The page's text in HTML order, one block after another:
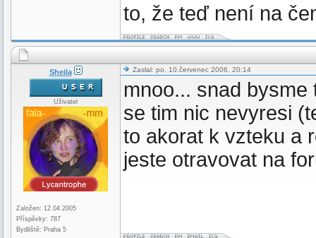
to, že teď není na
Sheila
Uživatel
Založen: 12.04.2005
Příspěvky: 787
Bydliště: Praha 5
Zaslal: po, 10.červenec 2006, 20:14
mnoo... snad
se tim nic nevyresi
to akorat k vzteku a
jeste otravovat na